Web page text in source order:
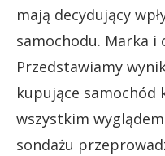
mają decydujący
samochodu. Marka i
Przedstawiamy
kupujące samochód
wszystkim
sondażu